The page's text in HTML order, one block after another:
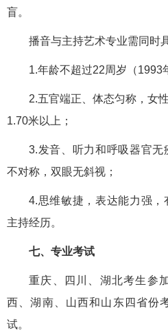
盲。
播音与主持艺术专业需同时
1.年龄不超过22周岁（1993
2.五官端正、体态匀称，女
1.70米以上；
3.发音、听力和呼吸器官无
不对称，双眼无斜视；
4.思维敏捷，表达能力强，
主持经历。
七、专业考试
重庆、四川、湖北考生参
西、湖南、山西和山东四省份
试。